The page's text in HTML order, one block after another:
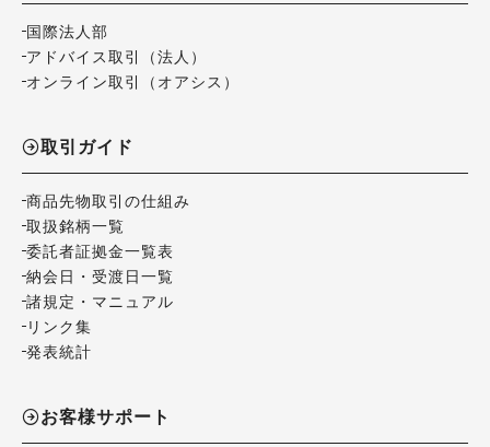
国際法人部
アドバイス取引（法人）
オンライン取引（オアシス）
取引ガイド
商品先物取引の仕組み
取扱銘柄一覧
委託者証拠金一覧表
納会日・受渡日一覧
諸規定・マニュアル
リンク集
発表統計
お客様サポート